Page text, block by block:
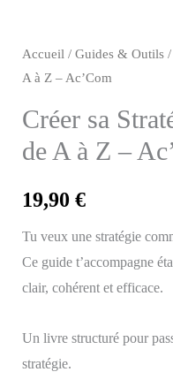
Accueil/ Guides & Outils/
A à Z – Ac’Com
Créer sa
de A à Z –
19,90 €
Tu veux une stratégie
Ce guide t’accompagne
clair, cohérent et efficace.
Un livre structuré pour
stratégie.